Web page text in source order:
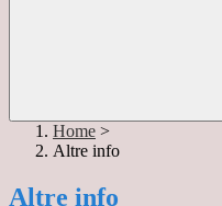
Home >
Altre info
Altre info